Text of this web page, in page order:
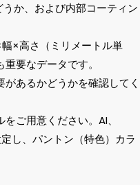
か、および内部コーティン
×高さ（ミリメートル単
要なデータです。
あるかどうかを確認してく
ご用意ください。AI、
し、パントン（特色）カラ